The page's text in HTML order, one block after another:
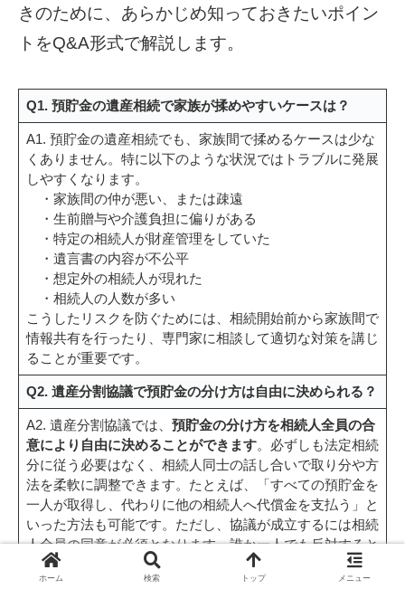
きのために、あらかじめ知っておきたいポイン
トをQ&A形式で解説します。
Q1. 預貯金の遺産相続で家族が揉めやすいケースは？
A1. 預貯金の遺産相続でも、家族間で揉めるケースは少な
くありません。特に以下のような状況ではトラブルに発展
しやすくなります。
・家族間の仲が悪い、または疎遠
・生前贈与や介護負担に偏りがある
・特定の相続人が財産管理をしていた
・遺言書の内容が不公平
・想定外の相続人が現れた
・相続人の人数が多い
こうしたリスクを防ぐためには、相続開始前から家族間で
情報共有を行ったり、専門家に相談して適切な対策を講じ
ることが重要です。
Q2. 遺産分割協議で預貯金の分け方は自由に決められる？
A2. 遺産分割協議では、 預貯金の分け方を相続人全員の合
意により自由に決めることができます。必ずしも法定相続
分に従う必要はなく、相続人同士の話し合いで取り分や方
法を柔軟に調整できます。たとえば、「すべての預貯金を
一人が取得し、代わりに他の相続人へ代償金を支払う」と
いった方法も可能です。ただし、協議が成立するには相続
人全員の同意が必須となります。誰か一人でも反対すると
協議は無効となるため、慎重に進めましょう。
ホーム 検索 トップ メニュー